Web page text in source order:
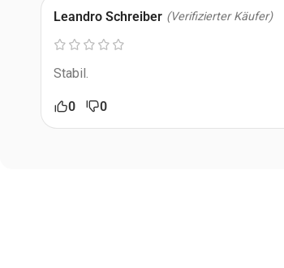
Leandro Schreiber (Verifizierter Käufer)
Stabil.
0 0